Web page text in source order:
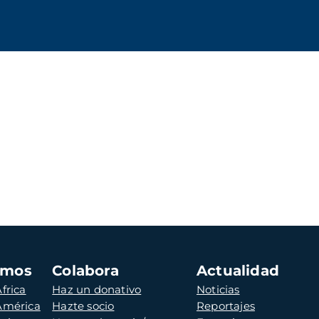
Colabora
Haz un donativo
Hazte socio
Actualidad
Noticias
Reportajes